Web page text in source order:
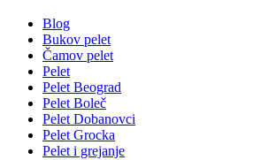
Blog
Bukov pelet
Čamov pelet
Pelet
Pelet Beograd
Pelet Boleč
Pelet Dobanovci
Pelet Grocka
Pelet i grejanje